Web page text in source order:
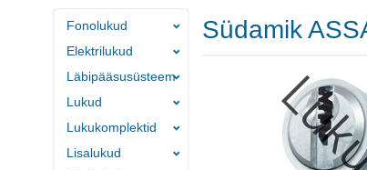
Südamik
Fonolukud
Elektrilukud
Läbipääsusüsteem
Lukud
Lukukomplektid
Lisalukud